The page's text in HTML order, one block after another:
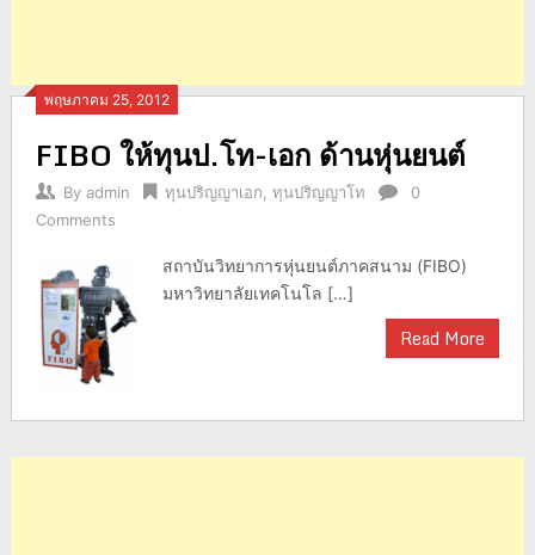
พฤษภาคม 25, 2012
FIBO ให้ทุนป.โท-เอก ด้านหุ่นยนต์
By admin ทุนปริญญาเอก, ทุนปริญญาโท
0
Comments
สถาบันวิทยาการหุ่นยนต์ภาคสนาม (FIBO)
มหาวิทยาลัยเทคโนโล […]
Read More